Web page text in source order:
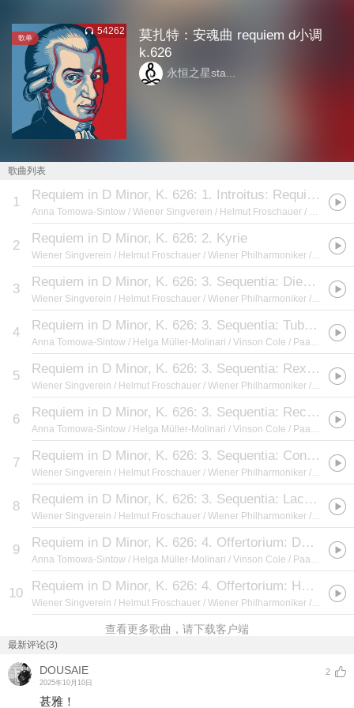
歌单
54262
莫扎特：安魂曲 requiem d小调
k.626
永恒之星sta...
歌曲列表
1 Requiem in D Minor, K. 626: 1. Introitus: Requiem
Anna Tomowa-Sintow / Wiener Singverein / Helmut Froschauer / Wiener Philharmoniker / Herbert von Karajan
2 Requiem in D Minor, K. 626: 2. Kyrie
Wiener Singverein / Helmut Froschauer / Wiener Philharmoniker / Herbert von Karajan
3 Requiem in D Minor, K. 626: 3. Sequentia: Dies Irae
Wiener Singverein / Helmut Froschauer / Wiener Philharmoniker / Herbert von Karajan
4 Requiem in D Minor, K. 626: 3. Sequentia: Tuba Mirum
Anna Tomowa-Sintow / Helga Müller-Molinari / Vinson Cole / Paata Burchuladze / Wiener Philharmoniker / Herbert von Karajan
5 Requiem in D Minor, K. 626: 3. Sequentia: Rex Tremendae
Wiener Singverein / Helmut Froschauer / Wiener Philharmoniker / Herbert von Karajan
6 Requiem in D Minor, K. 626: 3. Sequentia: Recordare
Anna Tomowa-Sintow / Helga Müller-Molinari / Vinson Cole / Paata Burchuladze / Wiener Philharmoniker / Herbert von Karajan
7 Requiem in D Minor, K. 626: 3. Sequentia: Confutatis
Wiener Singverein / Helmut Froschauer / Wiener Philharmoniker / Herbert von Karajan
8 Requiem in D Minor, K. 626: 3. Sequentia: Lacrimosa
Wiener Singverein / Helmut Froschauer / Wiener Philharmoniker / Herbert von Karajan
9 Requiem in D Minor, K. 626: 4. Offertorium: Domine Jesu
Anna Tomowa-Sintow / Helga Müller-Molinari / Vinson Cole / Paata Burchuladze / Wiener Singverein / Helmut Froschauer / Wiener Philharmoniker / Herbert von Karajan
10 Requiem in D Minor, K. 626: 4. Offertorium: Hostias
Wiener Singverein / Helmut Froschauer / Wiener Philharmoniker / Herbert von Karajan
查看更多歌曲，请下载客户端
最新评论(3)
DOUSAIE
2025年10月10日
2
甚雅！